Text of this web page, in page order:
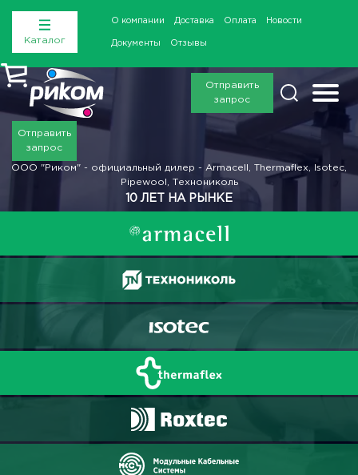
Каталог
О компании Доставка Оплата Новости
Документы Отзывы
Отправить
запрос
Отправить
запрос
ООО "Риком" - официальный дилер - Armacell, Thermaflex, Isotec,
Pipewool, Технониколь
10 ЛЕТ НА РЫНКЕ